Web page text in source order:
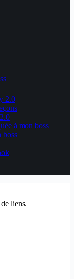
2.0
à mon boss
boss
liens.